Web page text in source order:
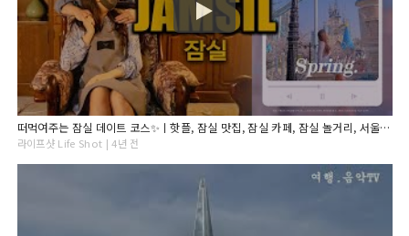
떠먹여주는 잠실 데이트 코스✨ㅣ핫플, 잠실 맛집, 잠실 카페, 잠실 놀거리, 서울가볼만한 곳, 서울데이트 추천
라이프샷 Life Shot | 4년 전